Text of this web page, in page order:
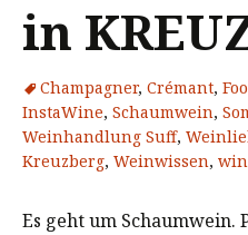
in
Champagner, Crémant,
InstaWine, Schaumwein,
Weinhandlung Suff,
Kreuzberg, Weinwissen,
Es geht um Schaumwein.